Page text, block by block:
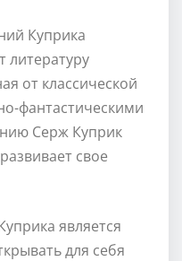
Куприка
литературу
от классической
фантастическими
Серж Куприк
свое
является
для себя